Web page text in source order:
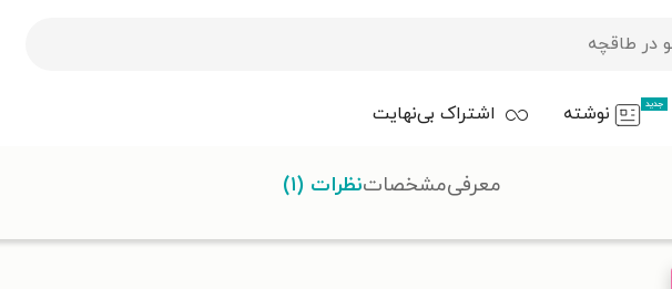
جدید نوشته اشتراک بی‌نهایت
معرفیمشخصاتنظرات (۱)